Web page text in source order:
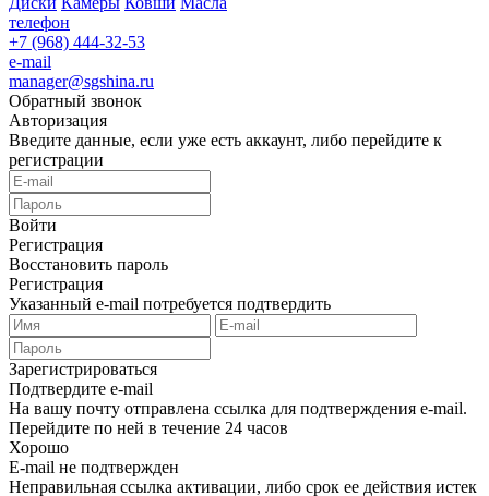
телефон
+7 (968) 444-32-53
e-mail
manager@sgshina.ru
Обратный звонок
Авторизация
Введите данные, если уже есть аккаунт, либо перейдите к
регистрации
Войти
Регистрация
Восстановить пароль
Регистрация
Указанный e-mail потребуется подтвердить
Зарегистрироваться
Подтвердите e-mail
На вашу почту отправлена ссылка для подтверждения e-mail.
Перейдите по ней в течение 24 часов
Хорошо
E-mail не подтвержден
Неправильная ссылка активации, либо срок ее действия истек